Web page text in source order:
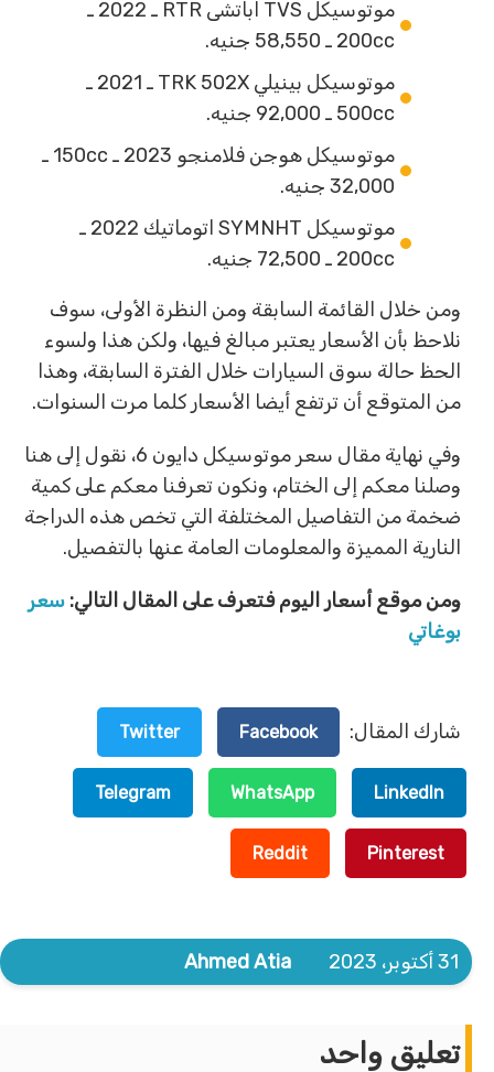
موتوسيكل TVS اباتشى RTR ـ 2022 ـ
200cc ـ 58,550 جنيه.
موتوسيكل بينيلي TRK 502X ـ 2021 ـ
500cc ـ 92,000 جنيه.
موتوسيكل هوجن فلامنجو 2023 ـ 150cc ـ
32,000 جنيه.
موتوسيكل SYMNHT اتوماتيك 2022 ـ
200cc ـ 72,500 جنيه.
ومن خلال القائمة السابقة ومن النظرة الأولى، سوف
نلاحظ بأن الأسعار يعتبر مبالغ فيها، ولكن هذا ولسوء
الحظ حالة سوق السيارات خلال الفترة السابقة، وهذا
من المتوقع أن ترتفع أيضا الأسعار كلما مرت السنوات.
وفي نهاية مقال سعر موتوسيكل دايون 6، نقول إلى هنا
وصلنا معكم إلى الختام، ونكون تعرفنا معكم على كمية
ضخمة من التفاصيل المختلفة التي تخص هذه الدراجة
النارية المميزة والمعلومات العامة عنها بالتفصيل.
ومن موقع أسعار اليوم فتعرف على المقال التالي:سعر
بوغاتي
شارك المقال: Facebook
Twitter
LinkedIn
WhatsApp
Telegram
Pinterest
Reddit
31 أكتوبر، 2023 Ahmed Atia
تعليق واحد